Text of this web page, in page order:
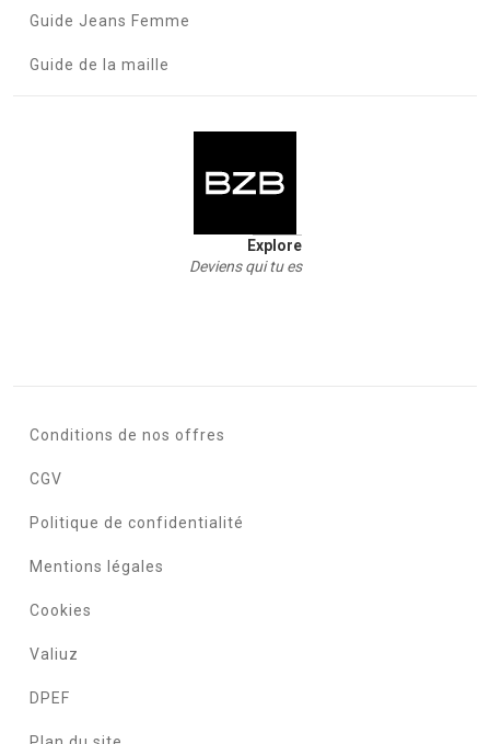
Guide Jeans Femme
Guide de la maille
Explore
Deviens qui tu es
Conditions de nos offres
CGV
Politique de confidentialité
Mentions légales
Cookies
Valiuz
DPEF